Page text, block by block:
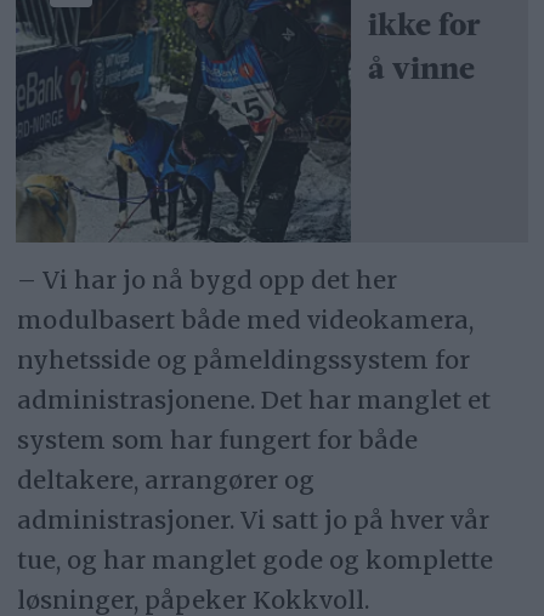
ikke for
å vinne
– Vi har jo nå bygd opp det her
modulbasert både med videokamera,
nyhetsside og påmeldingssystem for
administrasjonene. Det har manglet et
system som har fungert for både
deltakere, arrangører og
administrasjoner. Vi satt jo på hver vår
tue, og har manglet gode og komplette
løsninger, påpeker Kokkvoll.